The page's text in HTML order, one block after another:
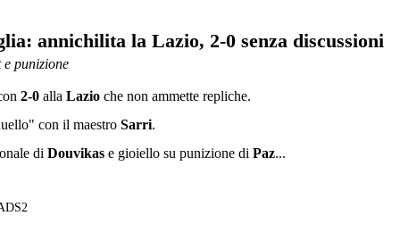
annichilita la Lazio, 2-0 senza discussioni
e punizione
2-0 alla Lazio che non ammette repliche.
con il maestro Sarri.
di Douvikas e gioiello su punizione di Paz...